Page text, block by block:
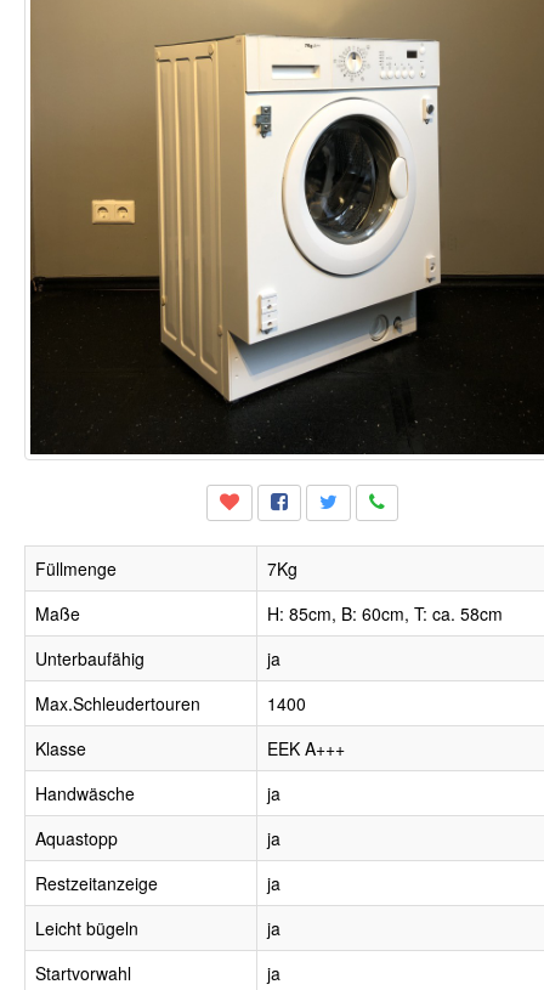
Füllmenge
7Kg
Maße
H: 85cm, B: 60cm, T: ca. 58cm
Unterbaufähig
ja
Max.Schleudertouren
1400
Klasse
EEK A+++
Handwäsche
ja
Aquastopp
ja
Restzeitanzeige
ja
Leicht bügeln
ja
Startvorwahl
ja